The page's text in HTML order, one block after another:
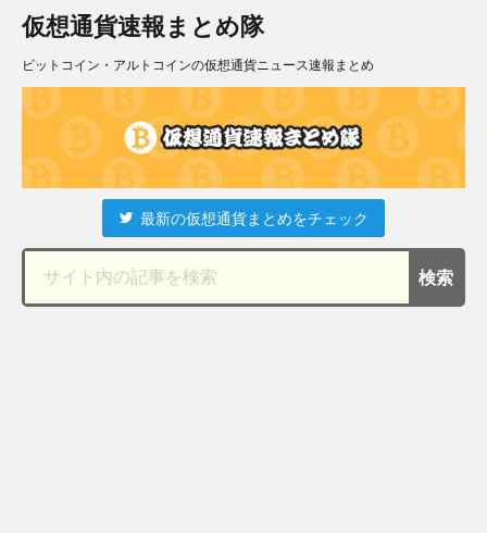
仮想通貨速報まとめ隊
ビットコイン・アルトコインの仮想通貨ニュース速報まとめ
最新の仮想通貨まとめをチェック